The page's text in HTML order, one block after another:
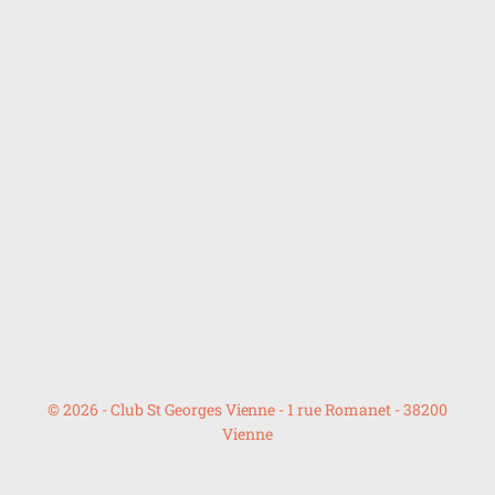
© 2026 - Club St Georges Vienne - 1 rue Romanet - 38200
Vienne